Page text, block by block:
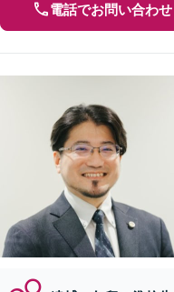
電話でお問い合わせ